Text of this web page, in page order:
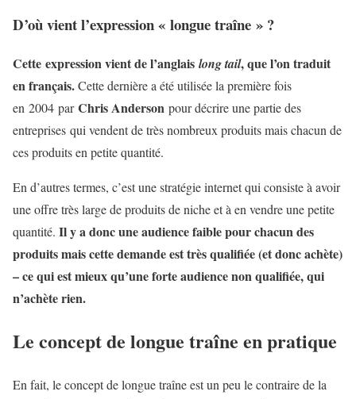
D’où vient l’expression « longue traîne » ?
Cette expression vient de l’anglais long tail, que l’on traduit
en français.Cette dernière a été utilisée la première fois
en 2004 parChris Anderson pour décrire une partie des
entreprises qui vendent de très nombreux produits mais chacun de
ces produits en petite quantité.
En d’autres termes, c’est une stratégie internet qui consiste à avoir
une offre très large de produits de niche et à en vendre une petite
quantité. Il y a donc une audience faible pour chacun des
produits mais cette demande est très qualifiée (et donc achète)
– ce qui est mieux qu’une forte audience non qualifiée, qui
n’achète rien.
Le concept de longue traîne en pratique
En fait, le concept de longue traîne est un peu le contraire de la